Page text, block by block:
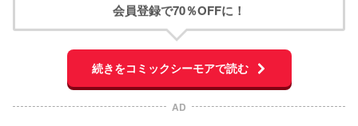
会員登録で70％OFFに！
続きをコミックシーモアで読む
AD